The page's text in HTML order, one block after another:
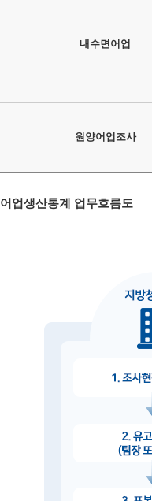
내수면어업
원양어업조사
어업생산통계 업무흐름도